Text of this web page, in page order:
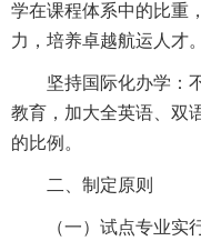
学在课程体系中的比重
力，培养卓越航运人才。
坚持国际化办学：
教育，加大全英语、双
的比例。
二、制定原则
（一）试点专业实